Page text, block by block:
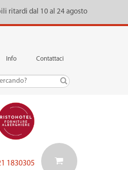
ritardi dal 10 al 24 agosto
Info Contattaci
1830305